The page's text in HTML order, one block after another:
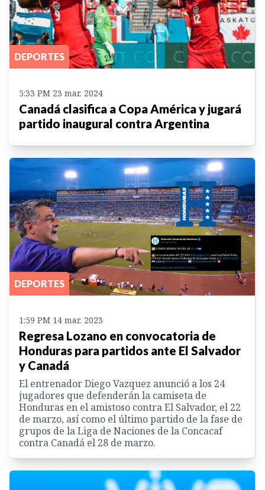
DEPORTES
5:33 PM 23 mar. 2024
Canadá clasifica a Copa América y jugará
partido inaugural contra Argentina
DEPORTES
1:59 PM 14 mar. 2023
Regresa Lozano en convocatoria de
Honduras para partidos ante El Salvador
y Canadá
El entrenador Diego Vazquez anunció a los 24
jugadores que defenderán la camiseta de
Honduras en el amistoso contra El Salvador, el 22
de marzo, así como el último partido de la fase de
grupos de la Liga de Naciones de la Concacaf
contra Canadá el 28 de marzo.